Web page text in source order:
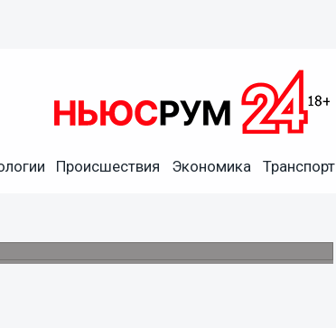
Происшествия Экономика Транспорт
забил квартиранта